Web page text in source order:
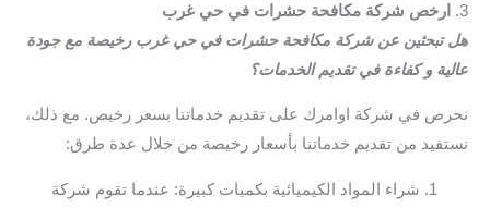
3.
ارخص شركة مكافحة حشرات في حي غرب
هل تبحثين عن شركة مكافحة حشرات في حي غرب رخيصة مع جودة
عالية و كفاءة في تقديم الخدمات؟
نحرص في شركة اوامرك على تقديم خدماتنا بسعر رخيص. مع ذلك،
نستفيد من تقديم خدماتنا بأسعار رخيصة من خلال عدة طرق:
شراء المواد الكيميائية بكميات كبيرة: عندما تقوم شركة